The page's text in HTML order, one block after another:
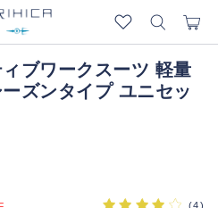
ィブワークスーツ 軽量
ズンタイプ ユニセッ
(4)